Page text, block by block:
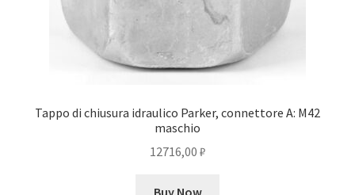
Tappo di chiusura idraulico Parker, connettore A: M42
maschio
12716,00 ₽